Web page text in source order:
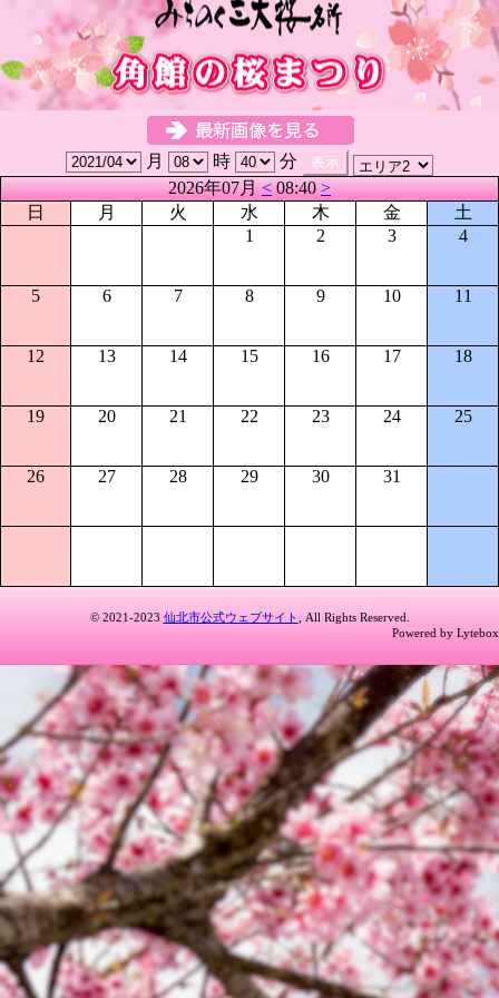
月 時
分
2026年07月<08:40>
日
月 火 水 木 金
土
1
2 3 4
5 6 7 8 9 10 11
12 13 14 15 16 17 18
19 20 21 22 23 24 25
26 27 28 29 30 31
© 2021-2023 仙北市公式ウェブサイト
, All Rights Reserved.
Powered by Lytebox